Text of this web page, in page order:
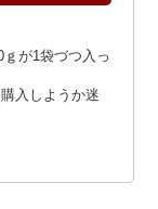
が1袋づつ入っ
入しようか迷